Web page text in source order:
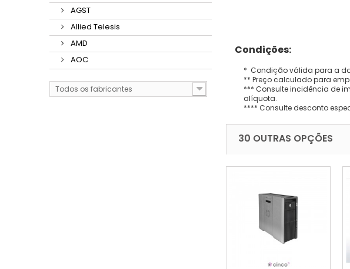
AGST
Allied Telesis
AMD
AOC
Todos os fabricantes
Condições:
* Condição válida para a
** Preço calculado para
*** Consulte incidência de
alíquota.
**** Consulte desconto
30 OUTRAS OPÇÕES